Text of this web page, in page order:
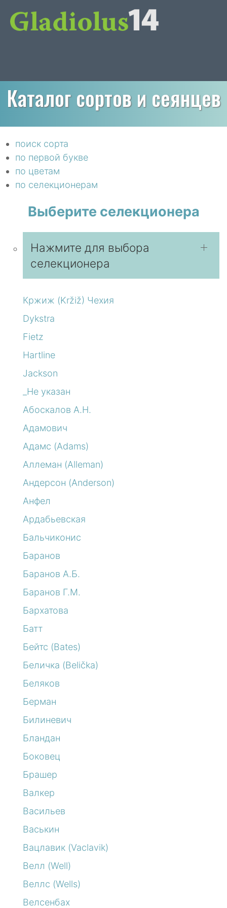
Каталог сортов и сеянцев
поиск сорта
по первой букве
по цветам
по селекционерам
Выберите селекционера
Нажмите для выбора
селекционера
Кржиж (Kržiž) Чехия
Dykstra
Fietz
Hartline
Jackson
_Не указан
Абоскалов А.Н.
Адамович
Адамс (Adams)
Аллеман (Alleman)
Андерсон (Anderson)
Анфел
Ардабьевская
Бальчиконис
Баранов
Баранов А.Б.
Баранов Г.М.
Бархатова
Батт
Бейтс (Bates)
Беличка (Belička)
Беляков
Берман
Билиневич
Бландан
Боковец
Брашер
Валкер
Васильев
Васькин
Вацлавик (Vaclavik)
Велл (Well)
Веллс (Wells)
Велсенбах